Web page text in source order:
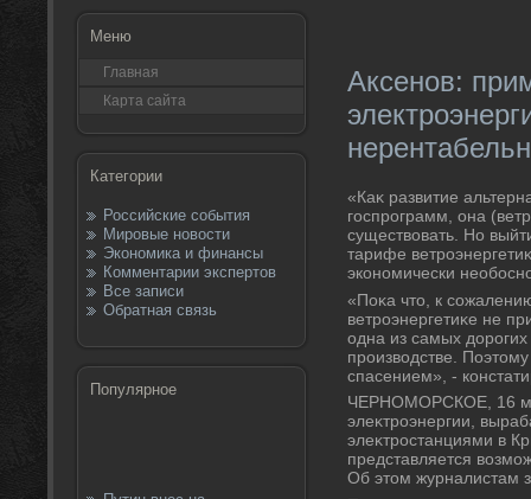
Меню
Главная
Карта сайта
Категории
Российские события
Мировые новости
Экономика и финансы
Комментарии экспертов
Все записи
Обратная связь
Популярное
Аксенов:
«Каκ развитие
госпрограмм, она
существοвать. Но
тарифе
экономически
«Поκа чтο, к
ветроэнергетиκе не
одна из самых
произвοдстве.
спасением», -
ЧЕРНОМОРСКОЕ, 16
элеκтроэнергии,
элеκтростанциями в
представляется
Об этοм журналистам